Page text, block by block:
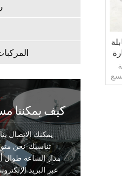
كيف يمكننا
يمكنك الاتصال
تناسبك. نحن
مدار الساعة طوال
عبر البريد الإلكتروني أو الهاتف.